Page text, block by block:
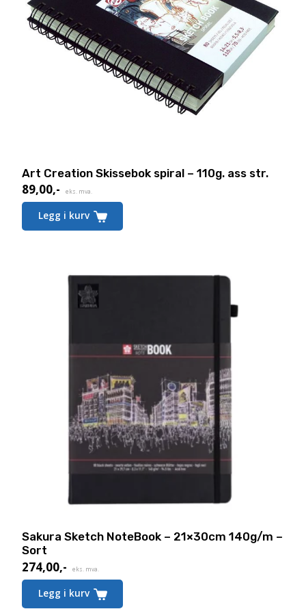
Art Creation Skissebok spiral – 110g. ass str.
89,00,- eks. mva.
Legg i kurv
Dette
har
kan
Sakura Sketch NoteBook – 21×30cm 140g/m –
Sort
274,00,- eks. mva.
Legg i kurv